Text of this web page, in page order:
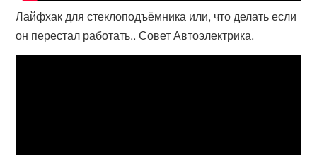
Лайфхак для стеклоподъёмника или, что делать если
он перестал работать.. Совет Автоэлектрика.